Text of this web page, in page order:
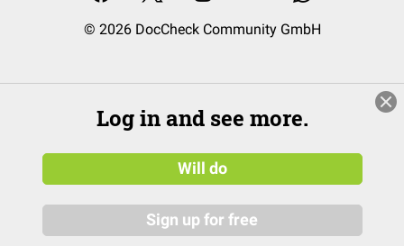
© 2026 DocCheck Community GmbH
Log in and see more.
Will do
Sign up for free